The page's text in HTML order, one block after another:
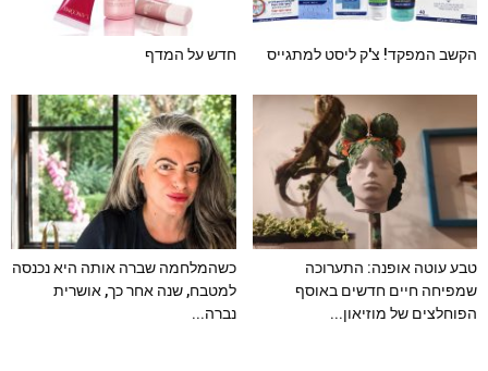
הקשב המפקד! צ'ק ליסט למתגייס חדש על המדף
טבע עוטה אופנה: התערוכה
שמפיחה חיים חדשים באוסף
הפוחלצים של מוזיאון...
כשהמלחמה שברה אותה היא נכנסה
למטבח, שנה אחר כך, אושרית
נברה...